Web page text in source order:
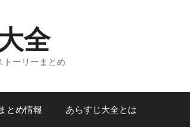
全
トーリーまとめ
とめ情報 あらすじ大全とは